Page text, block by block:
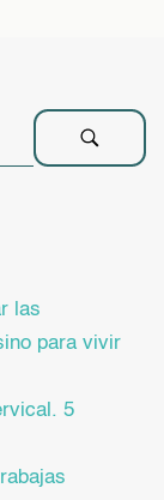
las
para vivir
5